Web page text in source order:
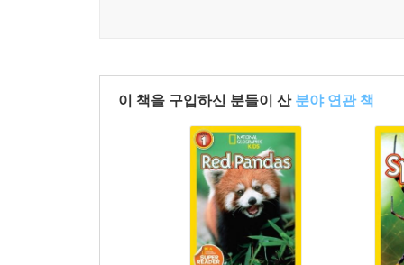
이 책을 구입하신 분들이 산 분야 연관 책